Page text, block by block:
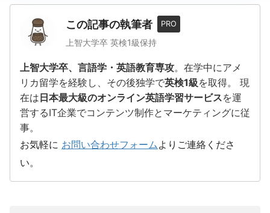
この記事の執筆者 PRO
上智大学卒 英検1級保持
上智大学卒、言語学・英語教育専攻。在学中にアメ
リカ留学を経験し、その後独学で英検1級を取得。 現
在は日本最大級のオンライン英語学習サービスを運
営するIT企業でコンテンツ制作とマーケティングに従
事。
お気軽に お問い合わせフォーム よりご連絡くださ
い。